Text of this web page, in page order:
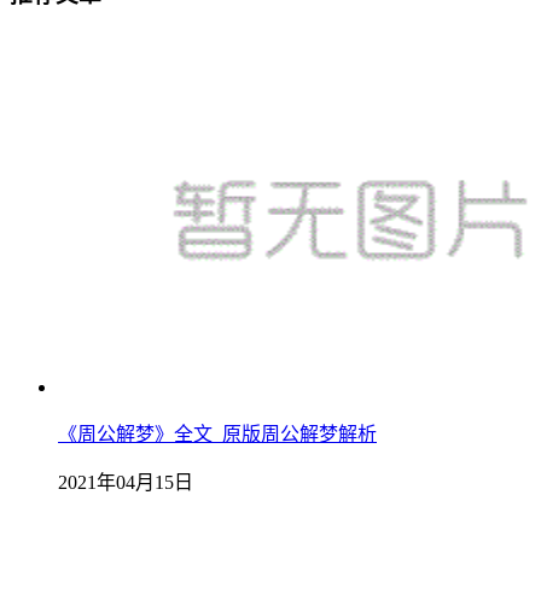
《周公解梦》全文_原版周公解梦解析
2021年04月15日